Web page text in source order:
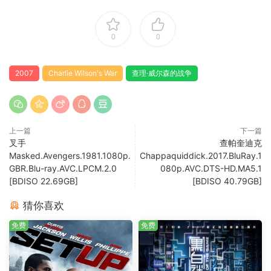
0 0
2007 Charlie Wilson's War 查理·威尔森的战争
上一篇
叉手
Masked.Avengers.1981.1080p.
GBR.Blu-ray.AVC.LPCM.2.0
[BDISO 22.69GB]
下一篇
查帕奎迪克
Chappaquiddick.2017.BluRay.1
080p.AVC.DTS-HD.MA5.1
[BDISO 40.79GB]
猜你喜欢
免费 免费